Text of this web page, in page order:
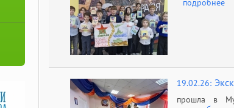
подробнее
19.02.26:
прошла в